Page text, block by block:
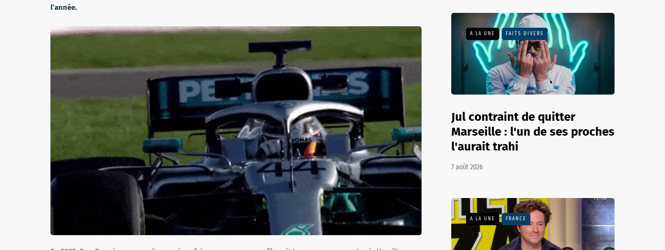
l’année.
A LA UNE FAITS DIVERS
Jul contraint de quitter
Marseille : l'un de ses proches
l'aurait trahi
7 août 2026
A LA UNE FRANCE